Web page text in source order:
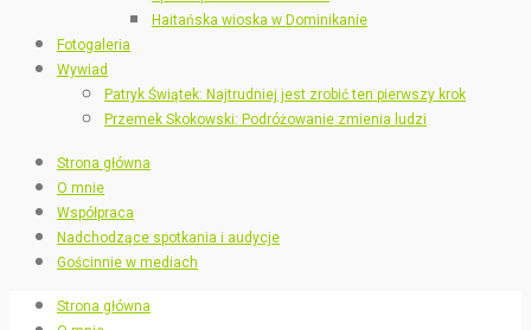
Haitańska wioska w Dominikanie
Fotogaleria
Wywiad
Patryk Świątek: Najtrudniej jest zrobić ten pierwszy krok
Przemek Skokowski: Podróżowanie zmienia ludzi
Strona główna
O mnie
Współpraca
Nadchodzące spotkania i audycje
Gościnnie w mediach
Strona główna